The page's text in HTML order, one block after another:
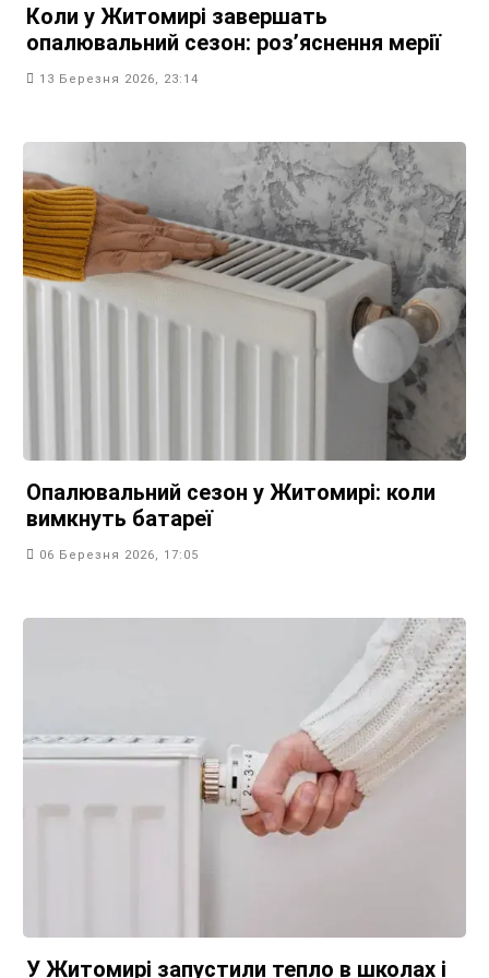
Коли у Житомирі завершать
опалювальний сезон: роз’яснення мерії
13 Березня 2026, 23:14
Опалювальний сезон у Житомирі: коли
вимкнуть батареї
06 Березня 2026, 17:05
У Житомирі запустили тепло в школах і